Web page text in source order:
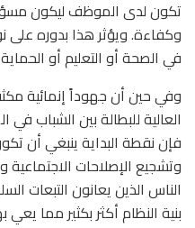
تكون لدى الموظف ليكون
وكفاءة. ويؤثر هذا بدوره على
في الصحة أو التعليم أو
وفي حين أن جهوداً إنمائية
العالية للبطالة بين الشباب
فإن نقطة البداية ينبغي أن
وتشجيع الإصلاحات الاجتماعية
الناس الذين يعانون التبعات
بنية النظام أكثر بكثير مما